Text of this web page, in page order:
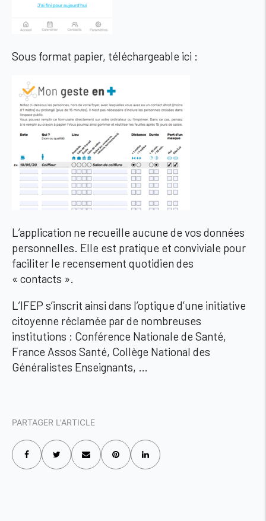
Sous format papier, téléchargeable ici :
L’application ne recueille aucune de vos données
personnelles. Elle est pratique et conviviale pour
faciliter le recensement quotidien des
« contacts ».
L’IFEP s’inscrit ainsi dans l’optique d’une initiative
citoyenne réclamée par de nombreuses
institutions : Conférence Nationale de Santé,
France Assos Santé, Collège National des
Généralistes Enseignants, …
PARTAGER L'ARTICLE